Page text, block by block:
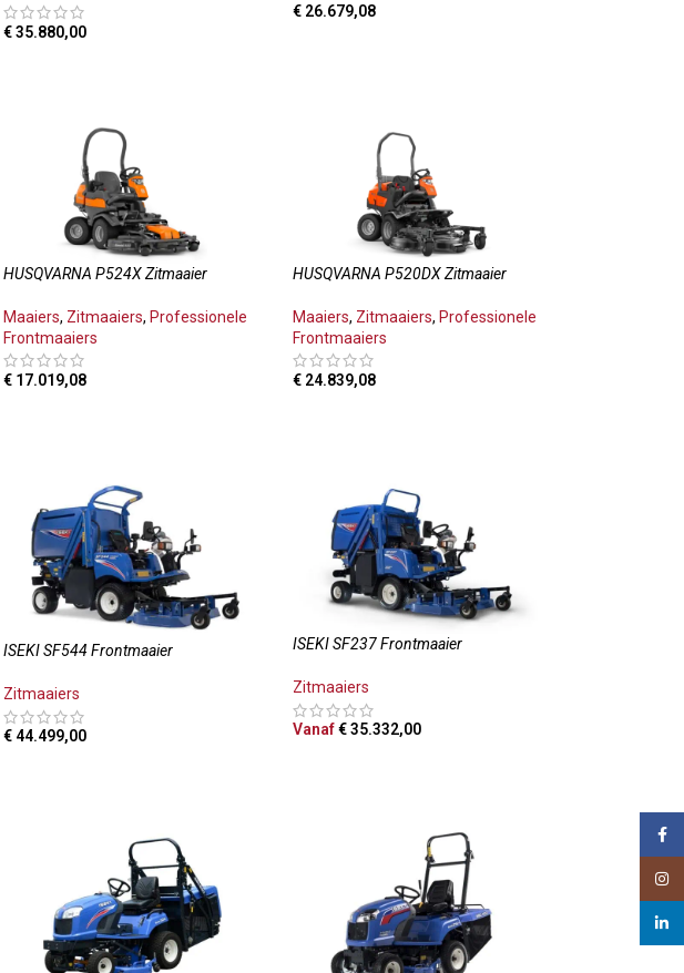
€35.880,00
€ 26.679,08
HUSQVARNA P524X Zitmaaier
Maaiers, Zitmaaiers, Professionele
Frontmaaiers
€ 17.019,08
HUSQVARNA P520DX Zitmaaier
Maaiers, Zitmaaiers, Professionele
Frontmaaiers
€ 24.839,08
ISEKI SF544 Frontmaaier
Zitmaaiers
€ 44.499,00
ISEKI SF237 Frontmaaier
Zitmaaiers
Vanaf€35.332,00